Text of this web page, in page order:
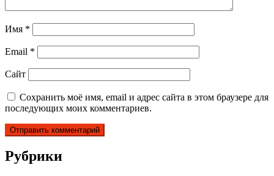
Имя *
Email *
Сайт
Сохранить моё имя, email и адрес сайта в этом браузере для
последующих моих комментариев.
Рубрики